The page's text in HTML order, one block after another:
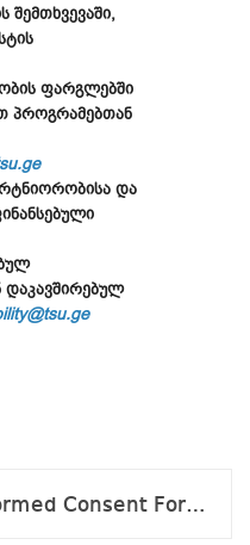
შემთხვევაში,
ფარგლებში
პროგრამებთან
და
დანართი2_Informed Consent Form_applicant_v.09.24.pdf